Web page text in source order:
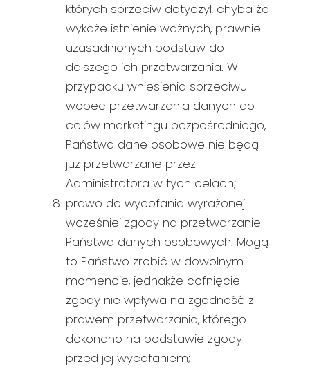
których sprzeciw dotyczył, chyba że
wykaże istnienie ważnych, prawnie
uzasadnionych podstaw do
dalszego ich przetwarzania. W
przypadku wniesienia sprzeciwu
wobec przetwarzania danych do
celów marketingu bezpośredniego,
Państwa dane osobowe nie będą
już przetwarzane przez
Administratora w tych celach;
prawo do wycofania wyrażonej
wcześniej zgody na przetwarzanie
Państwa danych osobowych. Mogą
to Państwo zrobić w dowolnym
momencie, jednakże cofnięcie
zgody nie wpływa na zgodność z
prawem przetwarzania, którego
dokonano na podstawie zgody
przed jej wycofaniem;